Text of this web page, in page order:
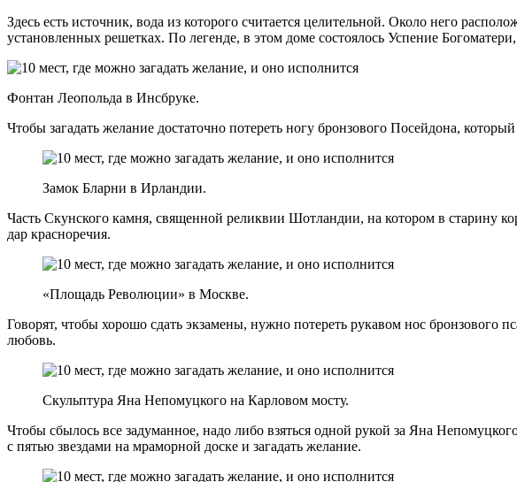
Здесь есть источник, вода из которого считается целительной. Около него
установленных решетках. По легенде, в этом доме состоялось Успение
Фонтан Леопольда в Инсбруке.
Чтобы загадать желание достаточно потереть ногу бронзового Посейдона,
Замок Бларни в Ирландии.
Часть Скунского камня, священной реликвии Шотландии, на котором в старину
дар красноречия.
«Площадь Революции» в Москве.
Говорят, чтобы хорошо сдать экзамены, нужно потереть рукавом нос бронзового
любовь.
Скульптура Яна Непомуцкого на Карловом мосту.
Чтобы сбылось все задуманное, надо либо взяться одной рукой за Яна
с пятью звездами на мраморной доске и загадать желание.